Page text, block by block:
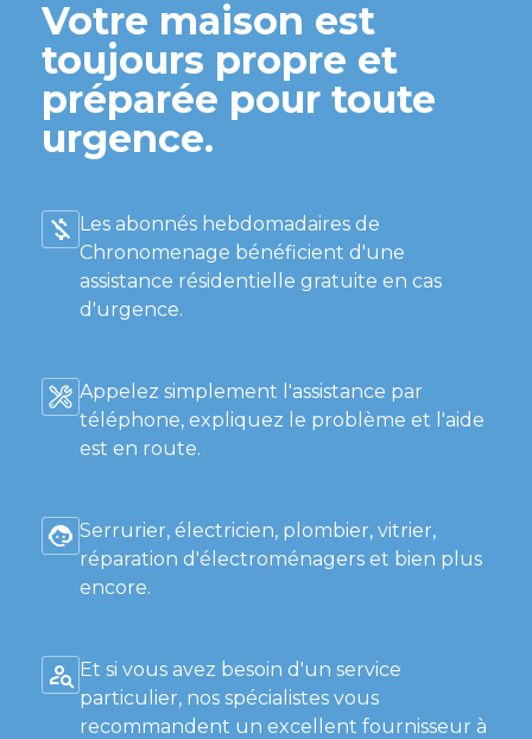
Votre maison est
toujours propre et
préparée pour toute
urgence.
Les abonnés hebdomadaires de
Chronomenage bénéficient d'une
assistance résidentielle gratuite en cas
d'urgence.
Appelez simplement l'assistance par
téléphone, expliquez le problème et l'aide
est en route.
Serrurier, électricien, plombier, vitrier,
réparation d'électroménagers et bien plus
encore.
Et si vous avez besoin d'un service
particulier, nos spécialistes vous
recommandent un excellent fournisseur à